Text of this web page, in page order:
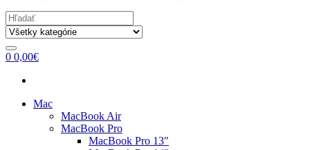
Search
for:
0 0,00€
Mac
MacBook Air
MacBook Pro
MacBook Pro 13″